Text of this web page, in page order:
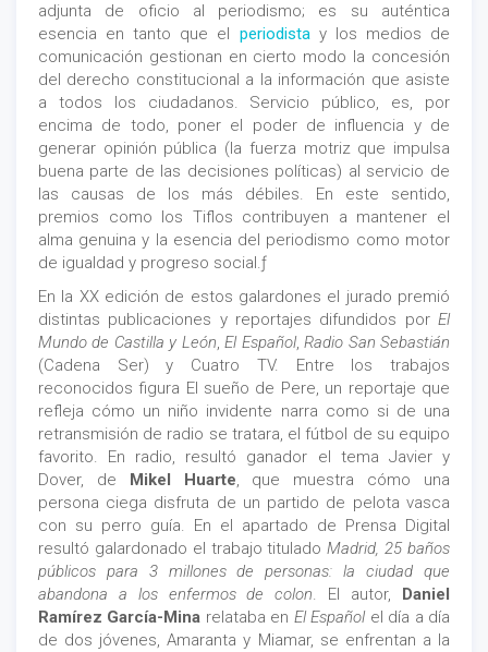
adjunta de oficio al periodismo; es su auténtica
esencia en tanto que el periodistay los medios de
comunicación gestionan en cierto modo la concesión
del derecho constitucional a la información que asiste
a todos los ciudadanos. Servicio público, es, por
encima de todo, poner el poder de influencia y de
generar opinión pública (la fuerza motriz que impulsa
buena parte de las decisiones políticas) al servicio de
las causas de los más débiles. En este sentido,
premios como los Tiflos contribuyen a mantener el
alma genuina y la esencia del periodismo como motor
de igualdad y progreso social.ƒ
En la XX edición de estos galardones el jurado premió
distintas publicaciones y reportajes difundidos por El
Mundo de Castilla y León,El Español,Radio San Sebastián
(Cadena Ser) y Cuatro TV. Entre los trabajos
reconocidos figura El sueño de Pere, un reportaje que
refleja cómo un niño invidente narra como si de una
retransmisión de radio se tratara, el fútbol de su equipo
favorito. En radio, resultó ganador el tema Javier y
Dover, de Mikel Huarte, que muestra cómo una
persona ciega disfruta de un partido de pelota vasca
con su perro guía. En el apartado de Prensa Digital
resultó galardonado el trabajo tituladoMadrid, 25 baños
públicos para 3 millones de personas: la ciudad que
abandona a los enfermos de colon. El autor, Daniel
Ramírez García-Mina relataba en El Españolel día a día
de dos jóvenes, Amaranta y Miamar, se enfrentan a la